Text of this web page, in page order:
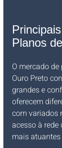
Planos
O mercado
Ouro Preto
grandes e
oferecem
com variados
acesso à rede
mais